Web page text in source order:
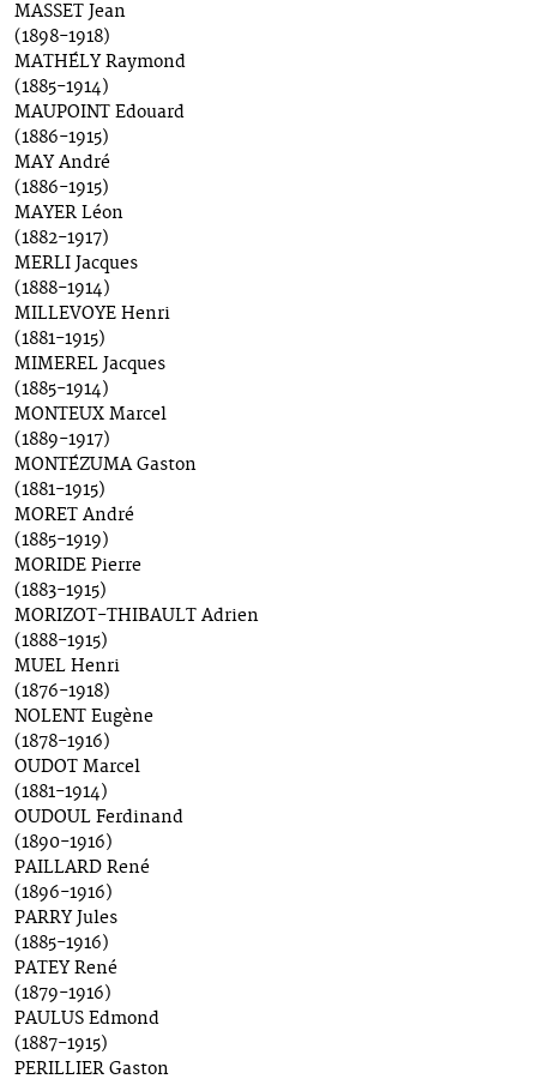
MASSET Jean
(1898-1918)
MATHÉLY Raymond
(1885-1914)
MAUPOINT Edouard
(1886-1915)
MAY André
(1886-1915)
MAYER Léon
(1882-1917)
MERLI Jacques
(1888-1914)
MILLEVOYE Henri
(1881-1915)
MIMEREL Jacques
(1885-1914)
MONTEUX Marcel
(1889-1917)
MONTÉZUMA Gaston
(1881-1915)
MORET André
(1885-1919)
MORIDE Pierre
(1883-1915)
MORIZOT-THIBAULT Adrien
(1888-1915)
MUEL Henri
(1876-1918)
NOLENT Eugène
(1878-1916)
OUDOT Marcel
(1881-1914)
OUDOUL Ferdinand
(1890-1916)
PAILLARD René
(1896-1916)
PARRY Jules
(1885-1916)
PATEY René
(1879-1916)
PAULUS Edmond
(1887-1915)
PERILLIER Gaston